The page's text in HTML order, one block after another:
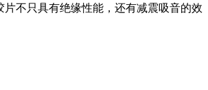
不只具有绝缘性能，还有减震吸音的效